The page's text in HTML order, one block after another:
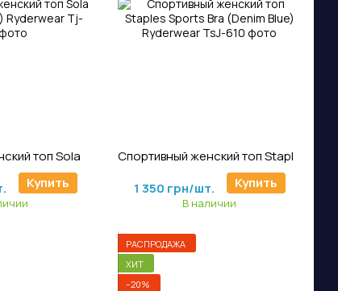
Купить 1 350 грн/шт. Купить
В наличии
РАСПРОДАЖА
ХИТ
−20%